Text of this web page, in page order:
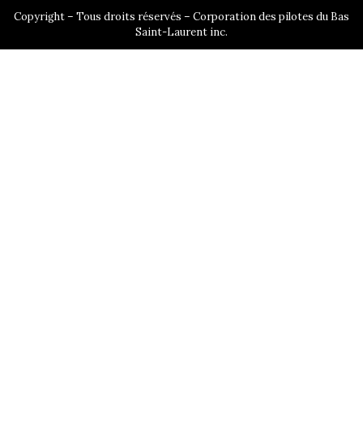
Copyright – Tous droits réservés – Corporation des pilotes du Bas
Saint-Laurent inc.